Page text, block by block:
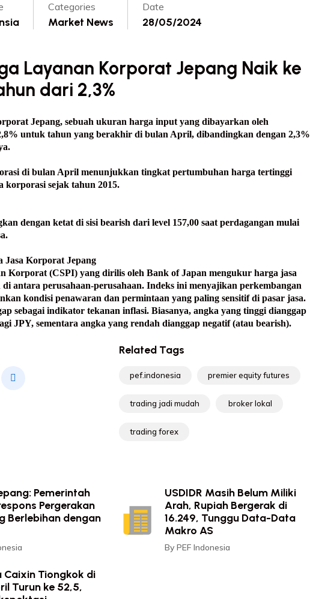
Categories
Market News
Date
28/05/2024
Layanan Korporat Jepang Naik ke
dari 2,3%
Jepang, sebuah ukuran harga input yang dibayarkan oleh
untuk tahun yang berakhir di bulan April, dibandingkan dengan 2,3%
di bulan April menunjukkan tingkat pertumbuhan harga tertinggi
korporasi sejak tahun 2015.
dengan ketat di sisi bearish dari level 157,00 saat perdagangan mulai
Jasa Korporat Jepang
Korporat (CSPI) yang dirilis oleh Bank of Japan mengukur harga jasa
antara perusahaan-perusahaan. Indeks ini menyajikan perkembangan
kondisi penawaran dan permintaan yang paling sensitif di pasar jasa.
sebagai indikator tekanan inflasi. Biasanya, angka yang tinggi dianggap
JPY, sementara angka yang rendah dianggap negatif (atau bearish).
Related Tags
pef.indonesia premier equity futures
trading jadi mudah broker lokal
trading forex
Pemerintah
Pergerakan
Berlebihan dengan
USDIDR Masih Belum Miliki
Arah, Rupiah Bergerak di
16.249, Tunggu Data-Data
Makro AS
By PEF Indonesia
Caixin Tiongkok di
Turun ke 52,5,